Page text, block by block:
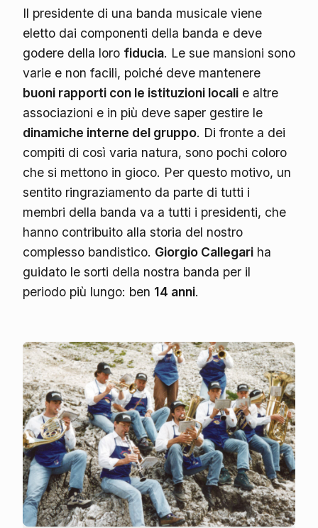
Il presidente di una banda musicale viene
eletto dai componenti della banda e deve
godere della loro fiducia. Le sue mansioni sono
varie e non facili, poiché deve mantenere
buoni rapporti con le istituzioni locali e altre
associazioni e in più deve saper gestire le
dinamiche interne del gruppo. Di fronte a dei
compiti di così varia natura, sono pochi coloro
che si mettono in gioco. Per questo motivo, un
sentito ringraziamento da parte di tutti i
membri della banda va a tutti i presidenti, che
hanno contribuito alla storia del nostro
complesso bandistico. Giorgio Callegari ha
guidato le sorti della nostra banda per il
periodo più lungo: ben 14 anni.